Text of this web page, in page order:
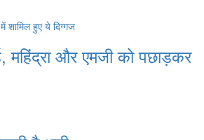
महिंद्रा और एमजी को पछाड़कर